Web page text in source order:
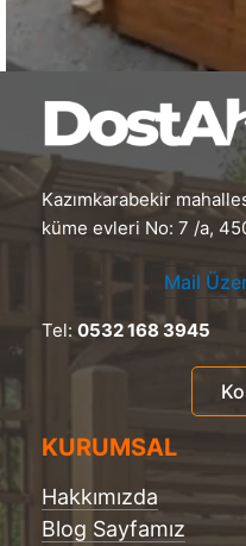
Kazımkarabekir
küme evleri No: 7 /a,
Mail
Tel: 0532 168 3945
KURUMSAL
Hakkımızda
Blog Sayfamız